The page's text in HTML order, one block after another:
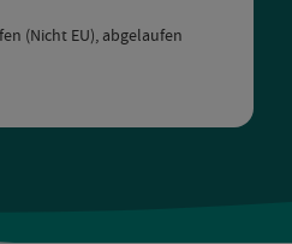
(Nicht EU), abgelaufen